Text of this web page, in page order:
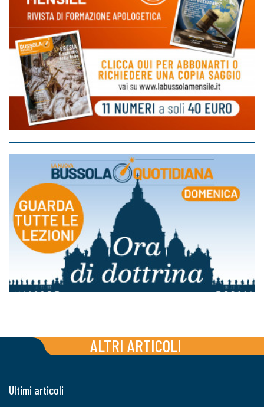
ALTRI ARTICOLI
Ultimi articoli